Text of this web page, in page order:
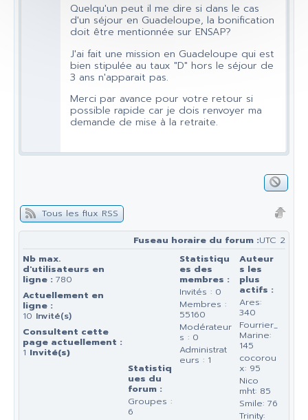
Quelqu'un peut il me dire si dans le cas
d'un séjour en Guadeloupe, la bonification
doit être mentionnée sur ENSAP?
J'ai fait une mission en Guadeloupe qui est
bien stipulée au taux "D" hors le séjour de
3 ans n'apparait pas.
Merci par avance pour votre retour si
possible rapide car je dois renvoyer ma
demande de mise à la retraite.
Tous les flux RSS
Fuseau horaire du forum :UTC 2
Nb max.
d'utilisateurs en
ligne : 780
Actuellement en
ligne :
10 Invité(s)
Consultent cette
page actuellement :
1 Invité(s)
Auteur
s les
plus
actifs :
Ares:
340
Fourrier_
Marine:
145
cocorou
x: 95
Nico
mht: 85
Smile: 76
Trinity:
Statistiqu
es des
membres :
Invités : 0
Membres :
55160
Modérateur
s : 0
Administrat
eurs : 1
Statistiq
ues du
forum :
Groupes :
6